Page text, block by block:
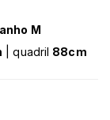
M
| quadril 88cm